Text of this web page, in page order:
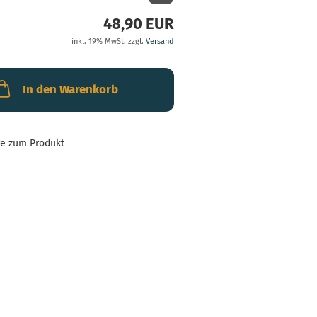
48,90 EUR
inkl. 19% MwSt. zzgl. Versand
In den Warenkorb
zum Produkt